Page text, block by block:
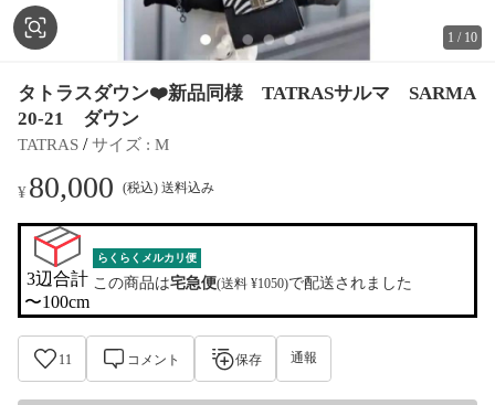
1 / 10
タトラスダウン❤️新品同様 TATRASサルマ SARMA
20-21 ダウン
TATRAS / サイズ : M
¥80,000 (税込) 送料込み
3辺合計
〜100cm
らくらくメルカリ便
この商品は宅急便(送料 ¥1050)で配送されました
11 コメント 保存 通報